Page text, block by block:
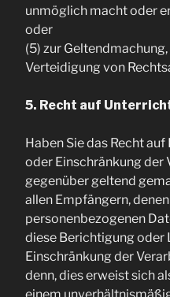
unmöglich macht oder
oder
(5) zur
Verteidigung von
5. Recht auf
Haben Sie das Recht
oder Einschränkung der
gegenüber geltend
allen Empfängern,
personenbezogenen
diese Berichtigung oder
Einschränkung der
denn, dies erweist sich